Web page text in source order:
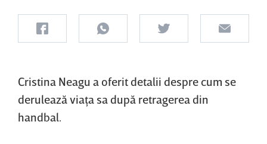
Cristina Neagu a oferit detalii despre cum se
derulează viaţa sa după retragerea din
handbal.